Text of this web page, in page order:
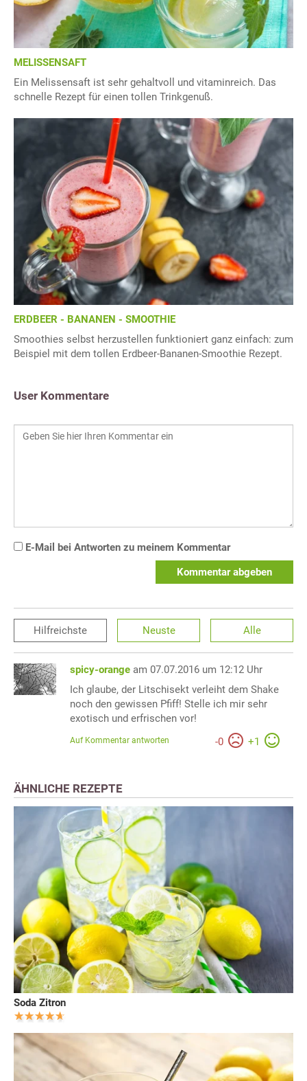
MELISSENSAFT
Ein Melissensaft ist sehr gehaltvoll und vitaminreich. Das
schnelle Rezept für einen tollen Trinkgenuß.
ERDBEER - BANANEN - SMOOTHIE
Smoothies selbst herzustellen funktioniert ganz einfach: zum
Beispiel mit dem tollen Erdbeer-Bananen-Smoothie Rezept.
User Kommentare
E-Mail bei Antworten zu meinem Kommentar
Kommentar abgeben
Hilfreichste Neuste Alle
spicy-orange am 07.07.2016 um 12:12 Uhr
Ich glaube, der Litschisekt verleiht dem Shake
noch den gewissen Pfiff! Stelle ich mir sehr
exotisch und erfrischen vor!
-0 +1
Auf Kommentar antworten
ÄHNLICHE REZEPTE
Soda Zitron